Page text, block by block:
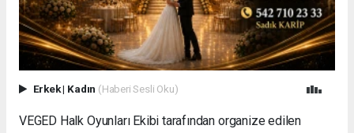
Erkek| Kadın (Haberi Sesli Oku)
VEGED Halk Oyunları Ekibi tarafından organize edilen